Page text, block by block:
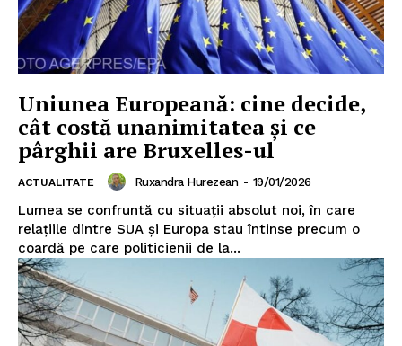
Uniunea Europeană: cine decide,
cât costă unanimitatea și ce
pârghii are Bruxelles-ul
ACTUALITATE Ruxandra Hurezean - 19/01/2026
Lumea se confruntă cu situații absolut noi, în care
relațiile dintre SUA și Europa stau întinse precum o
coardă pe care politicienii de la...